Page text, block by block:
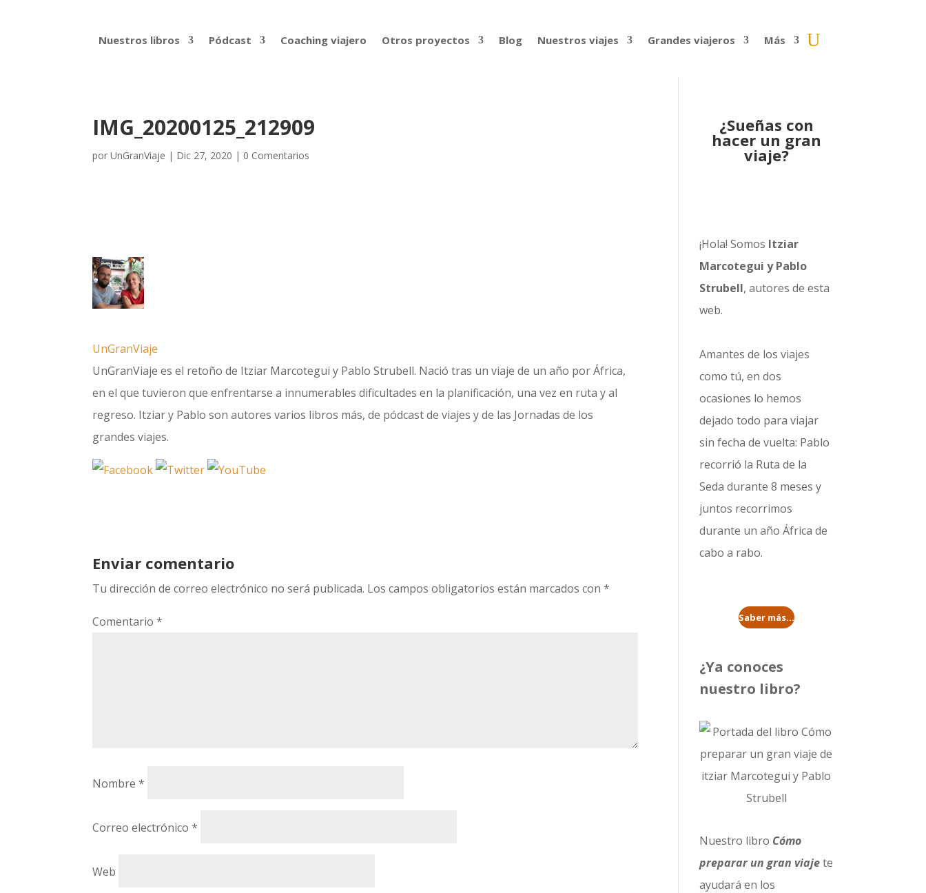
Nuestros libros Pódcast Coaching viajero Otros proyectos Blog Nuestros viajes Grandes viajeros Más
IMG_20200125_212909
porUnGranViaje | Dic 27, 2020 | 0 Comentarios
UnGranViaje
UnGranViaje es el retoño de Itziar Marcotegui y Pablo Strubell. Nació tras un viaje de un año por África,
en el que tuvieron que enfrentarse a innumerables dificultades en la planificación, una vez en ruta y al
regreso. Itziar y Pablo son autores varios libros más, de pódcast de viajes y de las Jornadas de los
grandes viajes.
Enviar comentario
Tu dirección de correo electrónico no será publicada. Los campos obligatorios están marcados con*
Comentario*
Nombre*
Correo electrónico*
Web
¿Sueñas con
hacer un gran
viaje?
¡Hola! Somos Itziar
Marcotegui y Pablo
Strubell, autores de esta
web.
Amantes de los viajes
como tú, en dos
ocasiones lo hemos
dejado todo para viajar
sin fecha de vuelta: Pablo
recorrió la Ruta de la
Seda durante 8 meses y
juntos recorrimos
durante un añoÁfrica de
cabo a rabo.
Saber más...
¿Ya conoces
nuestro libro?
Nuestro libro Cómo
preparar un gran viajete
ayudará en los